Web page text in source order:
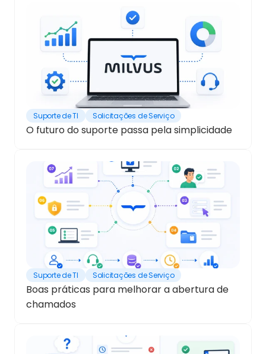
Suporte de TI Solicitações de Serviço
O futuro do suporte passa pela simplicidade
Suporte de TI Solicitações de Serviço
Boas práticas para melhorar a abertura de
chamados